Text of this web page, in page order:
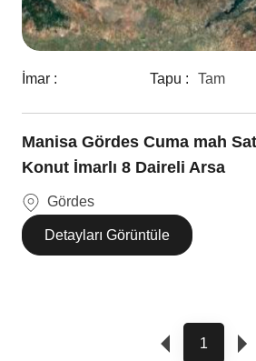
İmar : Tapu : Tam
Manisa Gördes Cuma mah
Konut İmarlı 8 Daireli Arsa
Gördes
Detayları Görüntüle
1